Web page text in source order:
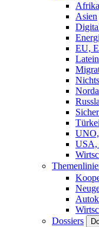
Asien
EU,
UNO,
USA,
Dossiers